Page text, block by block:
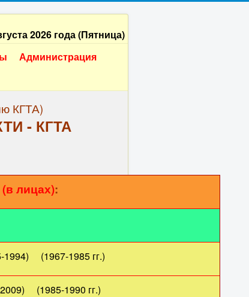
2026 года (Пятница)
Администрация
КГТА)
- КГТА
лицах):
(1967-1985 гг.)
(1985-1990 гг.)